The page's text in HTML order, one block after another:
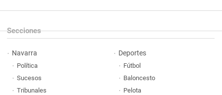
Secciones
Navarra
Política
Sucesos
Tribunales
Deportes
Fútbol
Baloncesto
Pelota